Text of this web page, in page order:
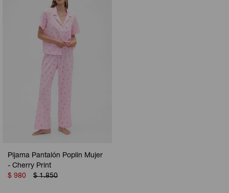
Pijama Pantalón Poplin Mujer
- Cherry Print
$ 980 $ 1.850
Camperas
Musculosas
Vestidos y polleras
Pijamas
Camperas
Chalecos
Ropa interior
Polos
Camperas
Chalecos
Ropa interior
Pijamas
Camperas
Pijamas